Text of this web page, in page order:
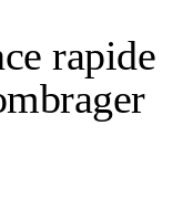
rapide